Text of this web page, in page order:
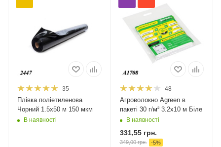
35
Плівка поліетиленова
Чорний 1.5х50 м 150 мкм
В наявності
48
Агроволокно Agreen в
пакеті 30 г/м² 3.2х10 м Біле
В наявності
331,55грн.
349,00грн. -5%